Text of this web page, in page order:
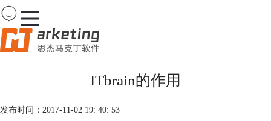
下载
ITbrain的作用
发布时间：2017-11-02 19: 40: 53